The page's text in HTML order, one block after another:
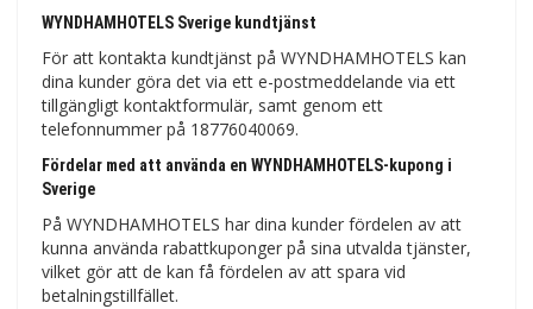
WYNDHAMHOTELS Sverige kundtjänst
För att kontakta kundtjänst på WYNDHAMHOTELS kan
dina kunder göra det via ett e-postmeddelande via ett
tillgängligt kontaktformulär, samt genom ett
telefonnummer på 18776040069.
Fördelar med att använda en WYNDHAMHOTELS-kupong i
Sverige
På WYNDHAMHOTELS har dina kunder fördelen av att
kunna använda rabattkuponger på sina utvalda tjänster,
vilket gör att de kan få fördelen av att spara vid
betalningstillfället.